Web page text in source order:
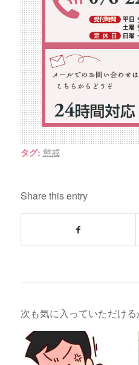
タグ: 懲戒
Share this entry
次も気に入っていただける